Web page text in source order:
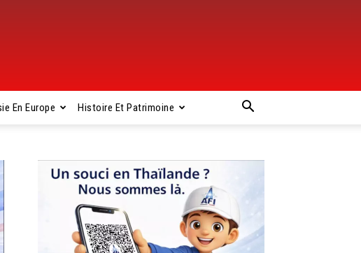
En Europe Histoire Et Patrimoine